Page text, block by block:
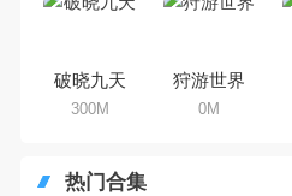
破晓九天
300M
狩游世界
0M
热门合集